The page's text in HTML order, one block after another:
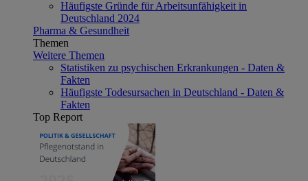
Häufigste Gründe für Arbeitsunfähigkeit in
Deutschland 2024
Pharma & Gesundheit
Themen
Weitere Themen
Statistiken zu psychischen Erkrankungen - Daten &
Fakten
Häufigste Todesursachen in Deutschland - Daten &
Fakten
Top Report